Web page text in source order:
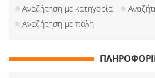
Αναζήτηση με κατηγορία
Αναζήτηση με πόλη